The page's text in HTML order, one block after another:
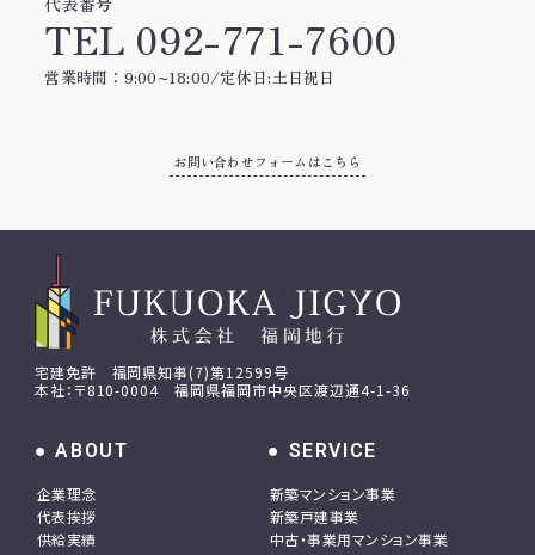
TEL 092-771-7600
営業時間：9:00~18:00/定休日:土日祝日
お問い合わせフォームはこちら
宅建免許 福岡県知事(7)第12599号
本社：〒810-0004 福岡県福岡市中央区渡辺通4-1-36
ABOUT
企業理念
代表挨拶
供給実績
SERVICE
新築マンション事業
新築戸建事業
中古・事業用マンション事業